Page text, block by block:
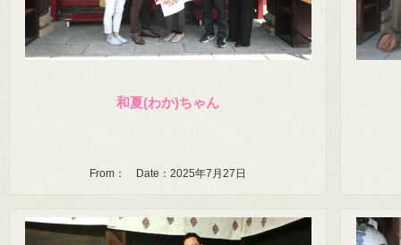
和夏(わか)ちゃん
From： Date：2025年7月27日